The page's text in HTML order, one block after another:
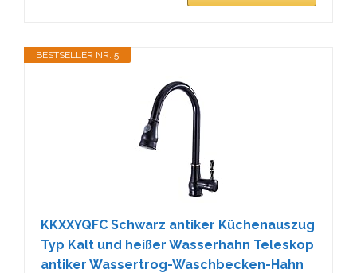
BESTSELLER NR. 5
KKXXYQFC Schwarz antiker Küchenauszug
Typ Kalt und heißer Wasserhahn Teleskop
antiker Wassertrog-Waschbecken-Hahn